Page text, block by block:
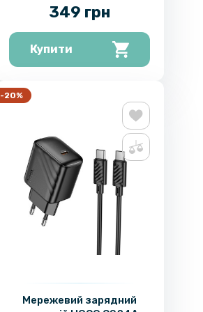
349 грн
Купити
-20%
Мережевий зарядний